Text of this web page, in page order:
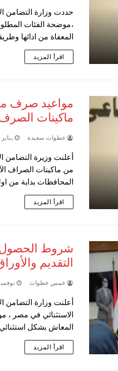
،موضحة الفئات
المعفاة من ادائها
اقرأ المزيد
ماكينات الصرف
خطوات سعيدة يناير 20, 2024
من ماكينات الصراف
المحافظات بداية من
اقرأ المزيد
شروط الحصول
التقديم
خمس خطوات نوفمبر 15,
أعلنت وزارة
الاستثنائي في مصر ،
المعاش بشكل
اقرأ المزيد